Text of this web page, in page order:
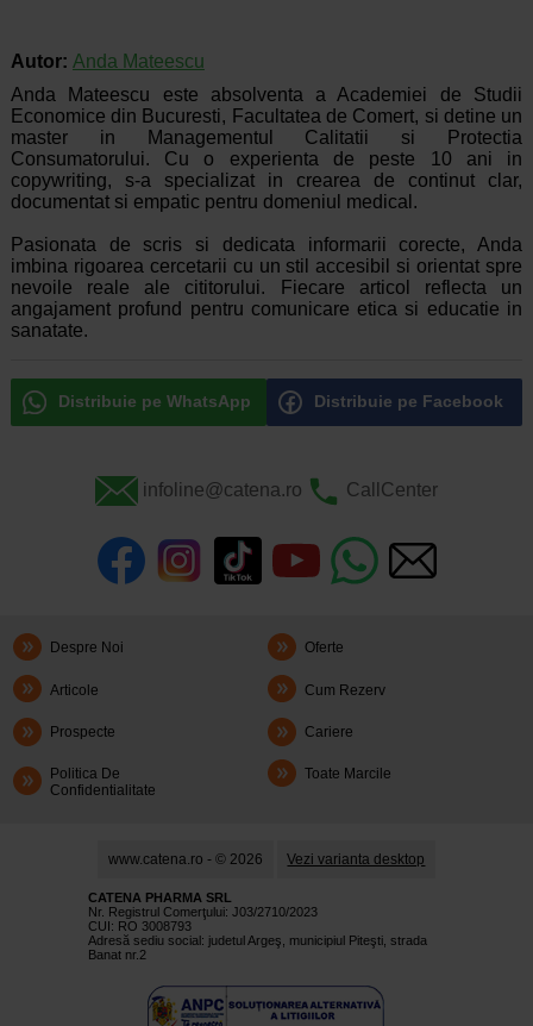
Autor: Anda Mateescu
Anda Mateescu este absolventa a Academiei de Studii
Economice din Bucuresti, Facultatea de Comert, si detine un
master in Managementul Calitatii si Protectia
Consumatorului. Cu o experienta de peste 10 ani in
copywriting, s-a specializat in crearea de continut clar,
documentat si empatic pentru domeniul medical.
Pasionata de scris si dedicata informarii corecte, Anda
imbina rigoarea cercetarii cu un stil accesibil si orientat spre
nevoile reale ale cititorului. Fiecare articol reflecta un
angajament profund pentru comunicare etica si educatie in
sanatate.
Distribuie pe WhatsApp Distribuie pe Facebook
infoline@catena.ro CallCenter
Despre Noi Oferte
Articole Cum Rezerv
Prospecte Cariere
Politica De
Confidentialitate
Toate Marcile
www.catena.ro - © 2026 Vezi varianta desktop
CATENA PHARMA SRL
Nr. Registrul Comerţului: J03/2710/2023
CUI: RO 3008793
Adresă sediu social: judetul Argeş, municipiul Piteşti, strada
Banat nr.2